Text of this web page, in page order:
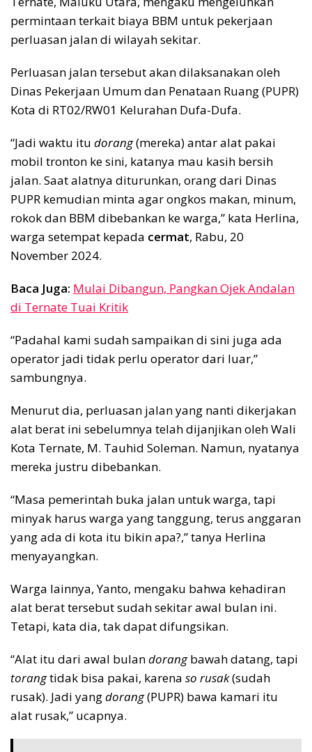
permintaan terkait biaya BBM untuk pekerjaan
perluasan jalan di wilayah sekitar.
Perluasan jalan tersebut akan dilaksanakan oleh
Dinas Pekerjaan Umum dan Penataan Ruang (PUPR)
Kota di RT02/RW01 Kelurahan Dufa-Dufa.
“Jadi waktu itu dorang(mereka) antar alat pakai
mobil tronton ke sini, katanya mau kasih bersih
jalan. Saat alatnya diturunkan, orang dari Dinas
PUPR kemudian minta agar ongkos makan, minum,
rokok dan BBM dibebankan ke warga,” kata Herlina,
warga setempat kepada cermat, Rabu, 20
November 2024.
Baca Juga: Mulai Dibangun, Pangkan Ojek Andalan
di Ternate Tuai Kritik
“Padahal kami sudah sampaikan di sini juga ada
operator jadi tidak perlu operator dari luar,”
sambungnya.
Menurut dia, perluasan jalan yang nanti dikerjakan
alat berat ini sebelumnya telah dijanjikan oleh Wali
Kota Ternate, M. Tauhid Soleman. Namun, nyatanya
mereka justru dibebankan.
“Masa pemerintah buka jalan untuk warga, tapi
minyak harus warga yang tanggung, terus anggaran
yang ada di kota itu bikin apa?,” tanya Herlina
menyayangkan.
Warga lainnya, Yanto, mengaku bahwa kehadiran
alat berat tersebut sudah sekitar awal bulan ini.
Tetapi, kata dia, tak dapat difungsikan.
“Alat itu dari awal bulandorangbawah datang, tapi
torangtidak bisa pakai, karena so rusak(sudah
rusak). Jadi yangdorang(PUPR) bawa kamari itu
alat rusak,” ucapnya.